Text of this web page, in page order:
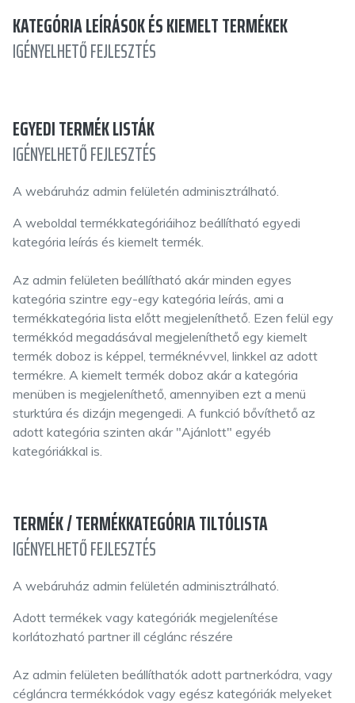
KATEGÓRIA LEÍRÁSOK ÉS KIEMELT TERMÉKEK
IGÉNYELHETŐ FEJLESZTÉS
EGYEDI TERMÉK LISTÁK
IGÉNYELHETŐ FEJLESZTÉS
A webáruház admin felületén adminisztrálható.
A weboldal termékkategóriáihoz beállítható egyedi
kategória leírás és kiemelt termék.
Az admin felületen beállítható akár minden egyes
kategória szintre egy-egy kategória leírás, ami a
termékkategória lista előtt megjeleníthető. Ezen felül egy
termékkód megadásával megjeleníthető egy kiemelt
termék doboz is képpel, terméknévvel, linkkel az adott
termékre. A kiemelt termék doboz akár a kategória
menüben is megjeleníthető, amennyiben ezt a menü
sturktúra és dizájn megengedi. A funkció bővíthető az
adott kategória szinten akár "Ajánlott" egyéb
kategóriákkal is.
TERMÉK / TERMÉKKATEGÓRIA TILTÓLISTA
IGÉNYELHETŐ FEJLESZTÉS
A webáruház admin felületén adminisztrálható.
Adott termékek vagy kategóriák megjelenítése
korlátozható partner ill céglánc részére
Az admin felületen beállíthatók adott partnerkódra, vagy
cégláncra termékkódok vagy egész kategóriák melyeket